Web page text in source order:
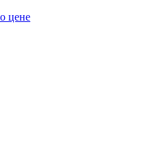
цене